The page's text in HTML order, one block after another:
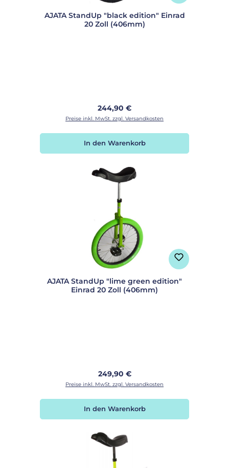
AJATA StandUp "black edition" Einrad
20 Zoll (406mm)
Regulärer Preis:
244,90 €
Preise inkl. MwSt. zzgl. Versandkosten
In den Warenkorb
AJATA StandUp "lime green edition"
Einrad 20 Zoll (406mm)
Regulärer Preis:
249,90 €
Preise inkl. MwSt. zzgl. Versandkosten
In den Warenkorb